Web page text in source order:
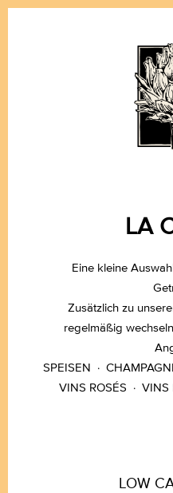
LA
Eine kleine
Zusätzlich zu
regelmäßig
SPEISEN ·
VINS ROSÉS · VINS
LOW